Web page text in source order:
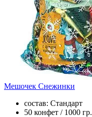
Мешочек Снежинки
состав: Стандарт
50 конфет / 1000 гр.